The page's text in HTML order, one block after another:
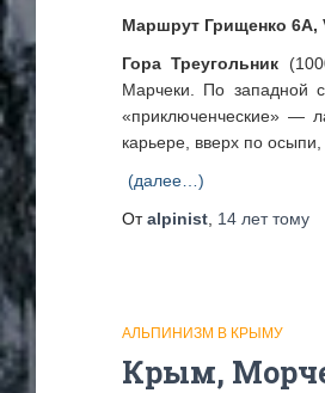
Маршрут Грищенко 6А,
Гора Треугольник
Марчеки. По западной
«приключенческие» —
карьере, вверх по
(далее…)
Отalpinist 14 леттому
АЛЬПИНИЗМ В КРЫМУ
Крым,